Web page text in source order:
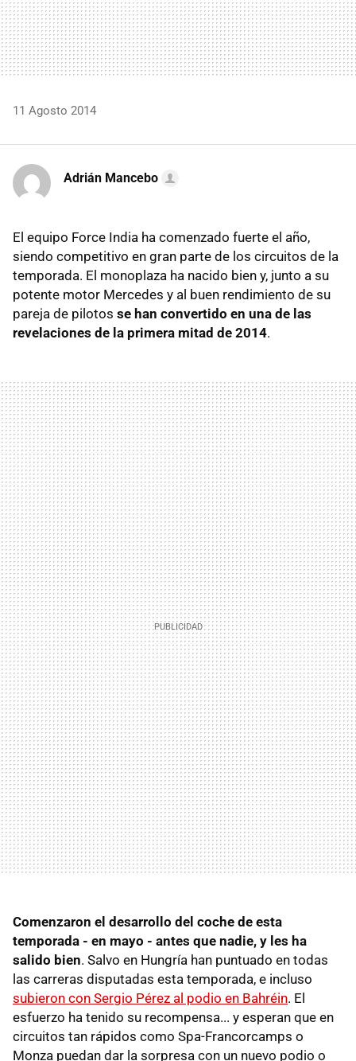
11 Agosto 2014
Adrián Mancebo
El equipo Force India ha comenzado fuerte el año,
siendo competitivo en gran parte de los circuitos de la
temporada. El monoplaza ha nacido bien y, junto a su
potente motor Mercedes y al buen rendimiento de su
pareja de pilotos se han convertido en una de las
revelaciones de la primera mitad de 2014.
Comenzaron el desarrollo del coche de esta
temporada - en mayo - antes que nadie, y les ha
salido bien. Salvo en Hungría han puntuado en todas
las carreras disputadas esta temporada, e incluso
subieron con Sergio Pérez al podio en Bahréin. El
esfuerzo ha tenido su recompensa... y esperan que en
circuitos tan rápidos como Spa-Francorcamps o
Monza puedan dar la sorpresa con un nuevo podio o